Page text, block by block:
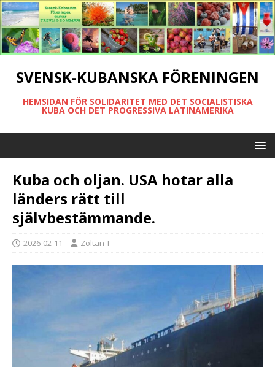
SVENSK-KUBANSKA FÖRENINGEN
HEMSIDAN FÖR SOLIDARITET MED DET SOCIALISTISKA
KUBA OCH DET PROGRESSIVA LATINAMERIKA
Kuba och oljan. USA hotar alla
länders rätt till
självbestämmande.
2026-02-11 Zoltan T